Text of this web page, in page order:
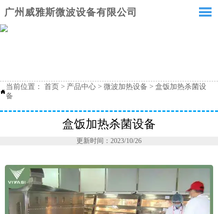
广州威雅斯微波设备有限公司 

当前位置： 首页 > 产品中心 > 微波加热设备 > 盒饭加热杀菌设
备
盒饭加热杀菌设备
更新时间：2023/10/26